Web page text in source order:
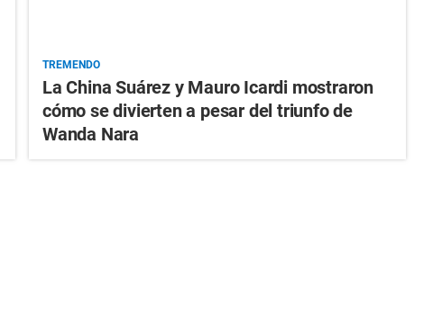
TREMENDO
La China Suárez y Mauro Icardi mostraron
cómo se divierten a pesar del triunfo de
Wanda Nara